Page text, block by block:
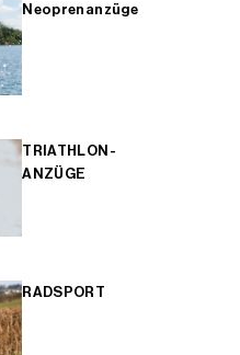
Neoprenanzüge
TRIATHLON-
ANZÜGE
RADSPORT